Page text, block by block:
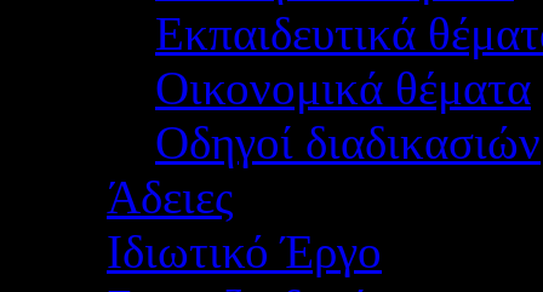
Εκπαιδευτικά
Οικονομικά θέματα
Οδηγοί διαδικασιών
Άδειες
Ιδιωτικό Έργο